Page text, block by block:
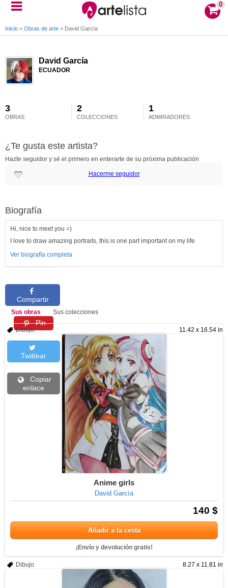
0
Inicio > Obras de arte > David García
David García
ECUADOR
3
OBRAS
2
COLECCIONES
1
ADMIRADORES
¿Te gusta este artista?
Hazte seguidor y sé el primero en enterarte de su próxima publicación
Hacerme seguidor
Biografía
Hi, nice to meet you =)
I love to draw amazing portraits, this is one part important on my life
Ver biografía completa
Compartir
Pin
Twittear
Copiar
enlace
Sus obras Sus colecciones
11.42 x 16.54 in
Dibujo
Anime girls
David García
140 $
Añadir a la cesta
¡Envío y devolución gratis!
8.27 x 11.81 in
Dibujo